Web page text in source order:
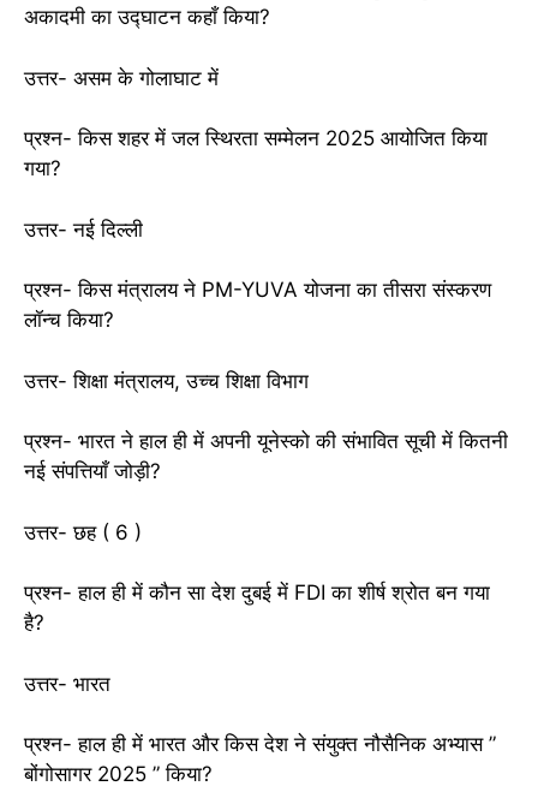
अकादमी का उद्घाटन कहाँ किया?
उत्तर- असम के गोलाघाट में
प्रश्न- किस शहर में जल स्थिरता सम्मेलन 2025 आयोजित किया
गया?
उत्तर- नई दिल्ली
प्रश्न- किस मंत्रालय ने PM-YUVA योजना का तीसरा संस्करण
लॉन्च किया?
उत्तर- शिक्षा मंत्रालय, उच्च शिक्षा विभाग
प्रश्न- भारत ने हाल ही में अपनी यूनेस्को की संभावित सूची में कितनी
नई संपत्तियाँ जोड़ी?
उत्तर- छह ( 6 )
प्रश्न- हाल ही में कौन सा देश दुबई में FDI का शीर्ष श्रोत बन गया
है?
उत्तर- भारत
प्रश्न- हाल ही में भारत और किस देश ने संयुक्त नौसैनिक अभ्यास ”
बोंगोसागर 2025 ” किया?